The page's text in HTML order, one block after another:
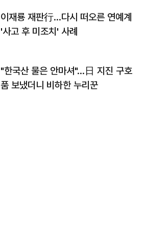
이재룡 재판行…다시 떠오른 연예계
'사고 후 미조치' 사례
"한국산 물은 안마셔"…日 지진 구호
품 보냈더니 비하한 누리꾼